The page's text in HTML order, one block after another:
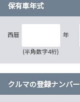
保有車年式
西暦 年
(半角数字4桁)
クルマの登録ナンバー